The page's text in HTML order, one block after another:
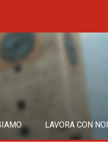
LAVORA CON NOI